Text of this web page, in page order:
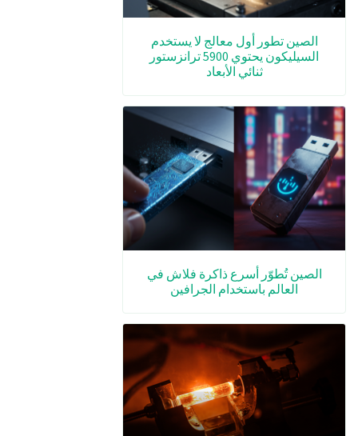
الصين تطور أول معالج لا يستخدم
السيليكون يحتوي 5900 ترانزستور
ثنائي الأبعاد
الصين تُطوّر أسرع ذاكرة فلاش في
العالم باستخدام الجرافين